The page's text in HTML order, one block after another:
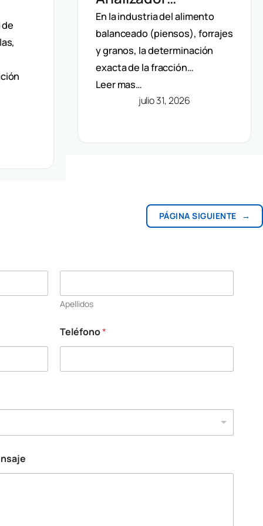
Y
Y
Automático De Fibra
Velp: Precisión Y
Automatización En
Método Van Soest
En la industria del alimento
balanceado (piensos), forrajes
y granos, la determinación
exacta de la fracción…
Leer mas…
julio 31, 2026
PÁGINA SIGUIENTE →
Apellidos
Teléfono*